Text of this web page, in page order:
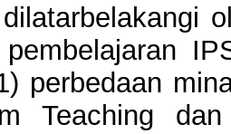
perbedaan
Teaching